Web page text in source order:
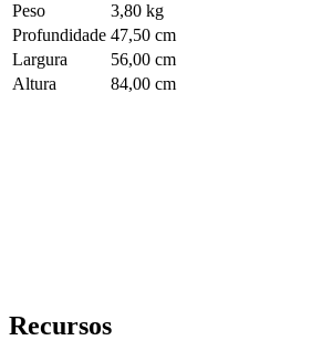
Peso
3,80 kg
Profundidade 47,50 cm
Largura
56,00 cm
Altura
84,00 cm
Recursos